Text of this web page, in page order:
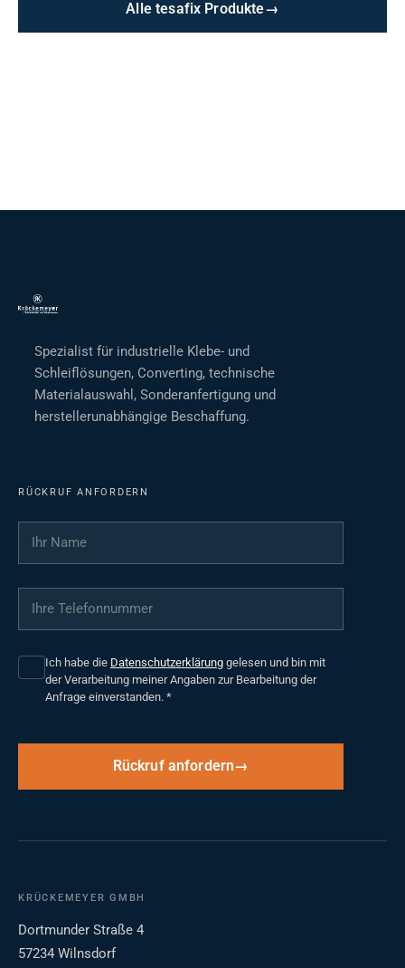
Alle tesafix Produkte→
Spezialist für industrielle Klebe- und
Schleiflösungen, Converting, technische
Materialauswahl, Sonderanfertigung und
herstellerunabhängige Beschaffung.
RÜCKRUF ANFORDERN
Ihr Name
Ihre Telefonnummer
Ich habe die Datenschutzerklärung gelesen und bin mit
der Verarbeitung meiner Angaben zur Bearbeitung der
Anfrage einverstanden. *
Rückruf anfordern
KRÜCKEMEYER GMBH
Dortmunder Straße 4
57234 Wilnsdorf